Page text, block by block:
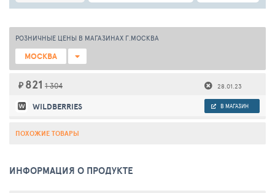
РОЗНИЧНЫЕ ЦЕНЫ В МАГАЗИНАХ Г.МОСКВА
МОСКВА
₽ 821 1 304 28.01.23
WILDBERRIES В МАГАЗИН
ПОХОЖИЕ ТОВАРЫ
ИНФОРМАЦИЯ О ПРОДУКТЕ